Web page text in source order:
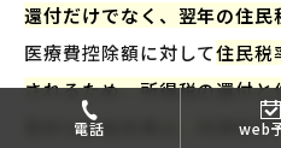
電話 web
還付だけでなく、翌年の住
医療費控除額に対して住民税
されるため、所得税の還付
質的な節税効果は、所得税